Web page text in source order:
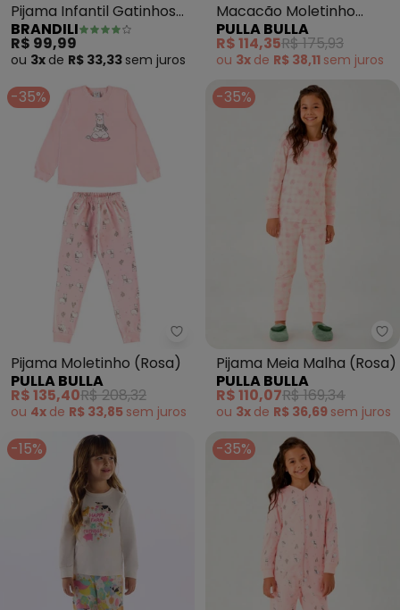
Pijama Infantil Gatinhos
Brilha no Escuro (Rosa)
BRANDILI
R$ 99,99
ou 3x de R$ 33,33 sem juros
Macacão Moletinho
(Bege)
PULLA BULLA
R$ 114,35R$ 175,93
ou 3x de R$ 38,11 sem juros
-35%
Pulla Bulla - Pijama Moletinho
Pijama Moletinho (Rosa)
PULLA BULLA
R$ 135,40R$ 208,32
ou 4x de R$ 33,85 sem juros
-35%
Pijama Meia Malha (Rosa)
PULLA BULLA
R$ 110,07R$ 169,34
ou 3x de R$ 36,69 sem juros
-15% -35%